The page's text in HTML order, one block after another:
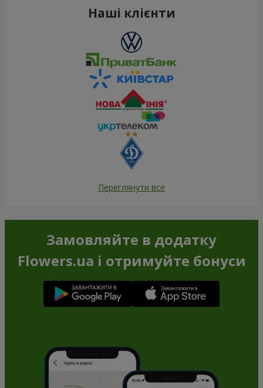
Наші клієнти
Переглянути все
Замовляйте в додатку
Flowers.ua і отримуйте бонуси